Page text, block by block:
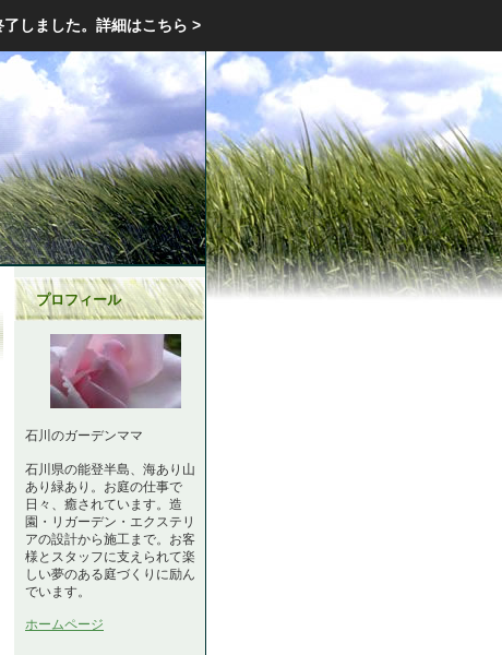
しました。 詳細はこちら >
プロフィール
石川のガーデンママ
石川県の能登半島、海あり山
あり緑あり。お庭の仕事で
日々、癒されています。造
園・リガーデン・エクステリ
アの設計から施工まで。お客
様とスタッフに支えられて楽
しい夢のある庭づくりに励ん
でいます。
ホームページ